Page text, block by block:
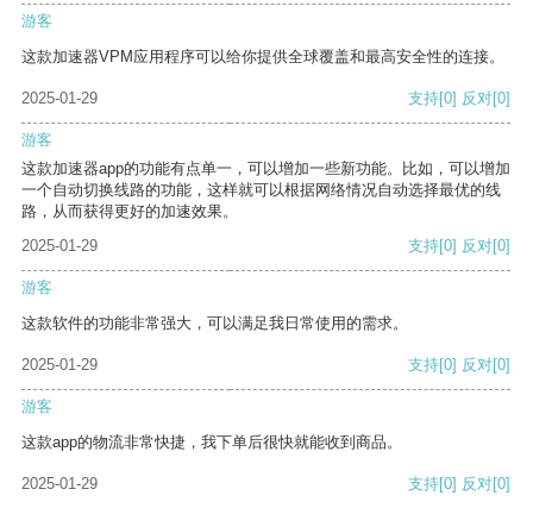
游客
这款加速器VPM应用程序可以给你提供全球覆盖和最高安全性的连接。
2025-01-29 支持[0] 反对[0]
游客
这款加速器app的功能有点单一，可以增加一些新功能。比如，可以增加
一个自动切换线路的功能，这样就可以根据网络情况自动选择最优的线
路，从而获得更好的加速效果。
2025-01-29
支持[0] 反对[0]
游客
这款软件的功能非常强大，可以满足我日常使用的需求。
2025-01-29 支持[0] 反对[0]
游客
这款app的物流非常快捷，我下单后很快就能收到商品。
2025-01-29 支持[0] 反对[0]